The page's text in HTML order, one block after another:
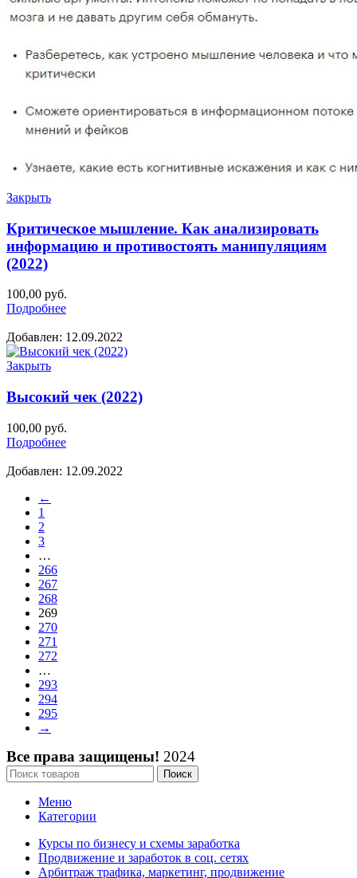
Закрыть
Критическое мышление. Как анализировать
информацию и противостоять манипуляциям
(2022)
100,00 руб.
Подробнее
Добавлен: 12.09.2022
Закрыть
Высокий чек (2022)
100,00 руб.
Подробнее
Добавлен: 12.09.2022
←
1
2
3
…
266
267
268
269
270
271
272
…
293
294
295
→
Все права защищены! 2024
Поиск
Меню
Категории
Курсы по бизнесу и схемы заработка
Продвижение и заработок в соц. сетях
Арбитраж трафика, маркетинг, продвижение